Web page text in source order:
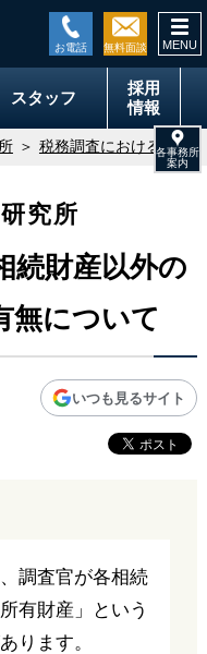
スタッフ
採用
情報
税務調査における「相
究所
続財産以外の
無について
いつも見るサイト
調査官が各相続
有財産」という
ります。